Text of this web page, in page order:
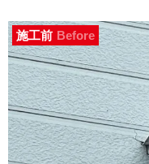
施工前 Before